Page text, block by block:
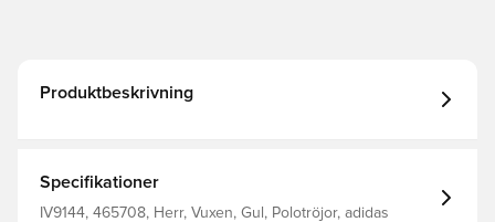
Produktbeskrivning
Specifikationer
IV9144, 465708, Herr, Vuxen, Gul, Polotröjor, adidas